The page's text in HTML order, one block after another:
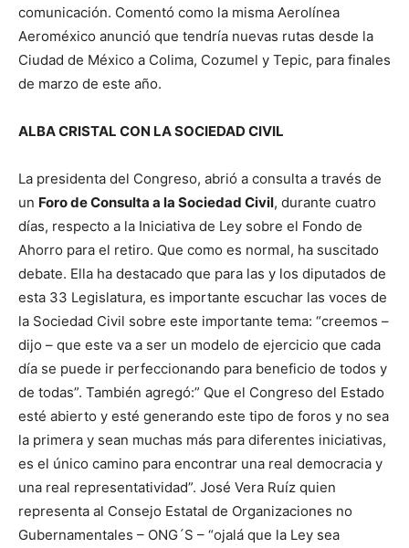
comunicación. Comentó como la misma Aerolínea
Aeroméxico anunció que tendría nuevas rutas desde la
Ciudad de México a Colima, Cozumel y Tepic, para finales
de marzo de este año.
ALBA CRISTAL CON LA SOCIEDAD CIVIL
La presidenta del Congreso, abrió a consulta a través de
un Foro de Consulta a la Sociedad Civil, durante cuatro
días, respecto a la Iniciativa de Ley sobre el Fondo de
Ahorro para el retiro. Que como es normal, ha suscitado
debate. Ella ha destacado que para las y los diputados de
esta 33 Legislatura, es importante escuchar las voces de
la Sociedad Civil sobre este importante tema: “creemos –
dijo – que este va a ser un modelo de ejercicio que cada
día se puede ir perfeccionando para beneficio de todos y
de todas”. También agregó:” Que el Congreso del Estado
esté abierto y esté generando este tipo de foros y no sea
la primera y sean muchas más para diferentes iniciativas,
es el único camino para encontrar una real democracia y
una real representatividad”. José Vera Ruíz quien
representa al Consejo Estatal de Organizaciones no
Gubernamentales – ONG´S – “ojalá que la Ley sea